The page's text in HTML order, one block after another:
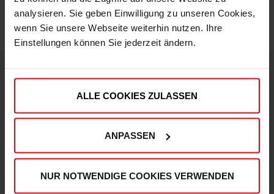
analysieren. Sie geben Einwilligung zu unseren Cookies,
wenn Sie unsere Webseite weiterhin nutzen. Ihre
Einstellungen können Sie jederzeit ändern.
ALLE COOKIES ZULASSEN
ANPASSEN
NUR NOTWENDIGE COOKIES VERWENDEN
DEINE VORTEILE IN UNSEREM SHOP